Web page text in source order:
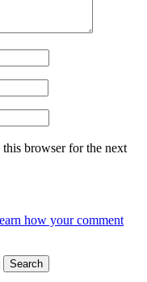
browser for the next
how your comment